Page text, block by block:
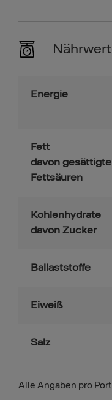
Energie
Fett
davon gesättigte
Fettsäuren
Kohlenhydrate
davon Zucker
Ballaststoffe
Eiweiß
Salz
Alle Angaben pro